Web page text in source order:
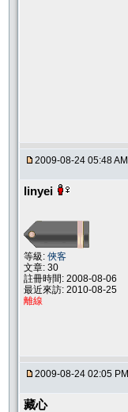
2009-08-24 05:48 AM
linyei
等級: 俠客
文章: 30
註冊時間: 2008-08-06
最近來訪: 2010-08-25
離線
2009-08-24 02:05 PM
藏心